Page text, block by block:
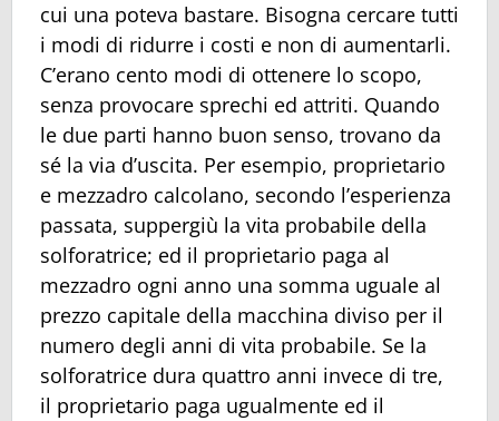
cui una poteva bastare. Bisogna cercare tutti
i modi di ridurre i costi e non di aumentarli.
C’erano cento modi di ottenere lo scopo,
senza provocare sprechi ed attriti. Quando
le due parti hanno buon senso, trovano da
sé la via d’uscita. Per esempio, proprietario
e mezzadro calcolano, secondo l’esperienza
passata, suppergiù la vita probabile della
solforatrice; ed il proprietario paga al
mezzadro ogni anno una somma uguale al
prezzo capitale della macchina diviso per il
numero degli anni di vita probabile. Se la
solforatrice dura quattro anni invece di tre,
il proprietario paga ugualmente ed il